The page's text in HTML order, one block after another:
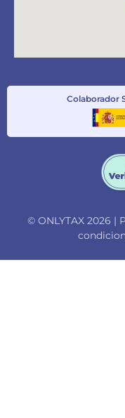
Colaborador
© ONLYTAX 2026 |